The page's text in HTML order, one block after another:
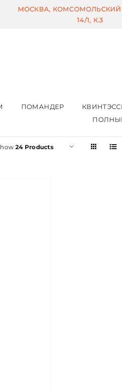
МОСКВА, КОМСОМОЛЬСКИЙ
14/1, К.3
ПОМАНДЕР
24 Products